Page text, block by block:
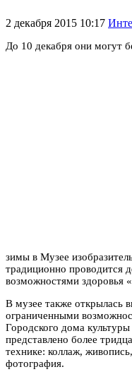
2 декабря 2015 10:17
До 10 декабря они могут
зимы в Музее
традиционно проводится
возможностями здоровья
В музее также открылась
ограниченными
Городского дома
представлено более
технике: коллаж,
фотография.